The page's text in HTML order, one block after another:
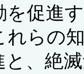
を促進
れらの
と、絶